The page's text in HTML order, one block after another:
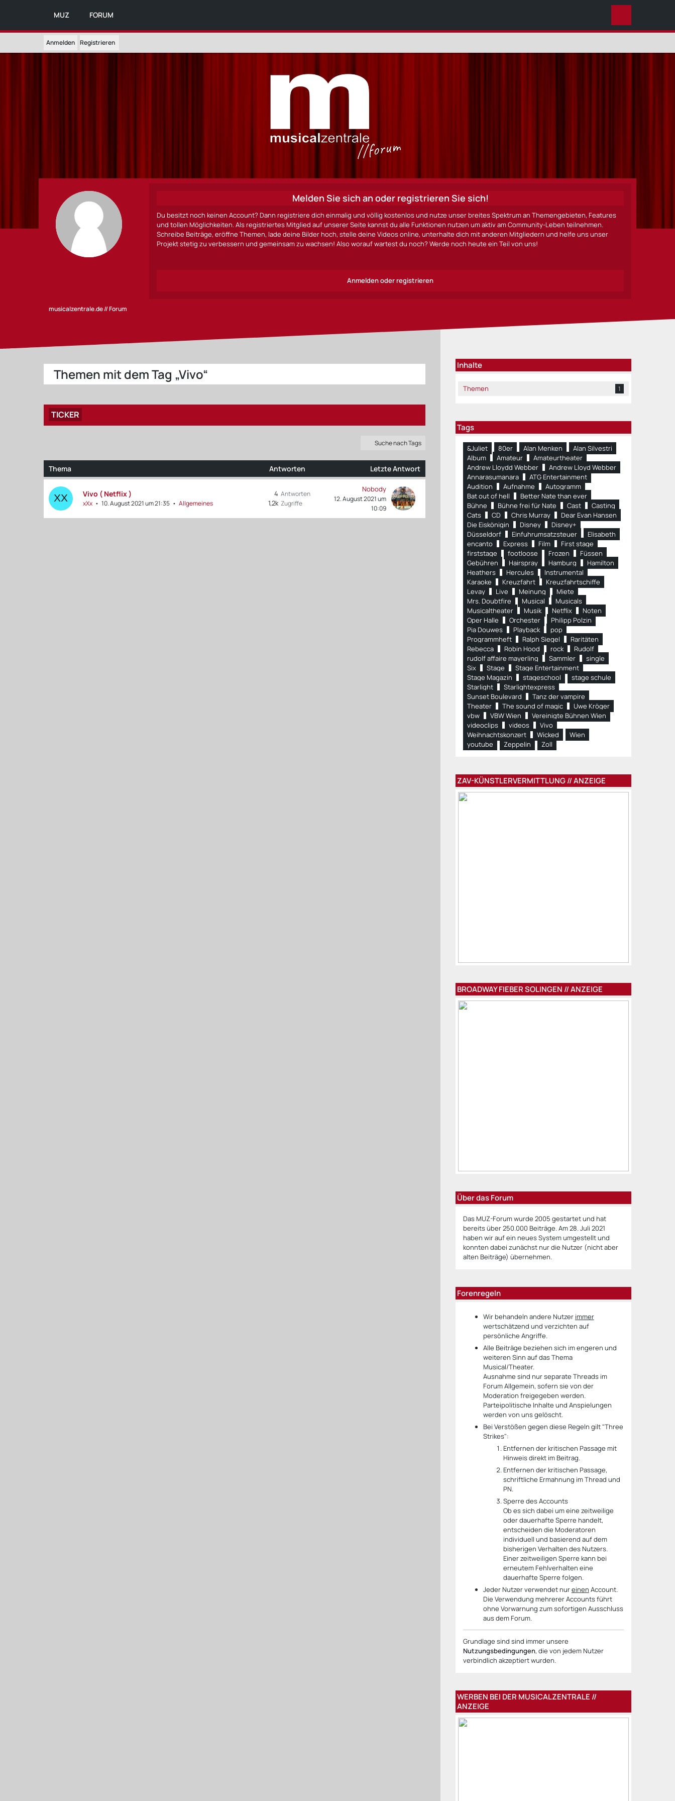
MUZ FORUM
Anmelden Registrieren
Melden Sie sich an oder registrieren Sie sich!
Du besitzt noch keinen Account? Dann registriere dich einmalig und völlig kostenlos und nutze unser breites Spektrum an Themengebieten, Features
und tollen Möglichkeiten. Als registriertes Mitglied auf unserer Seite kannst du alle Funktionen nutzen um aktiv am Community-Leben teilnehmen.
Schreibe Beiträge, eröffne Themen, lade deine Bilder hoch, stelle deine Videos online, unterhalte dich mit anderen Mitgliedern und helfe uns unser
Projekt stetig zu verbessern und gemeinsam zu wachsen! Also worauf wartest du noch? Werde noch heute ein Teil von uns!
Anmelden oder registrieren
musicalzentrale.de // Forum
Themen mit dem Tag „Vivo“
TICKER
Suche nach Tags
Thema Antworten Letzte Antwort
Vivo ( Netflix )
xXx 10. August 2021 um 21:35 Allgemeines
Antworten
4
Zugriffe
1,2k
Nobody
12. August 2021 um
10:09
Inhalte
Themen 1
Tags
&Juliet 80er Alan Menken
Alan Silvestri
Album
Amateur
Amateurtheater
Andrew Lloydd Webber
Andrew Lloyd Webber
Annarasumanara
ATG Entertainment
Audition
Aufnahme
Autogramm
Bat out of hell
Better Nate than ever
Bühne
Bühne frei für Nate Cast
Casting
Cats
CD Chris Murray
Dear Evan Hansen
Die Eiskönigin
Disney
Disney+
Düsseldorf
Einfuhrumsatzsteuer
Elisabeth
encanto
Express Film
First stage
firststage
footloose Frozen
Füssen
Gebühren
Hairspray Hamburg
Hamilton
Heathers
Hercules
Instrumental
Karaoke
Kreuzfahrt
Kreuzfahrtschiffe
Levay
Live Meinung
Miete
Mrs. Doubtfire
Musical
Musicals
Musicaltheater
Musik Netflix
Noten
Oper Halle
Orchester
Philipp Polzin
Pia Douwes
Playback
pop
Programmheft
Ralph Siegel
Raritäten
Rebecca
Robin Hood rock
Rudolf
rudolf affaire mayerling
Sammler
single
Six
Stage
Stage Entertainment
Stage Magazin
stageschool
stage schule
Starlight
Starlightexpress
Sunset Boulevard
Tanz der vampire
Theater
The sound of magic
Uwe Kröger
vbw
VBW Wien
Vereinigte Bühnen Wien
videoclips
videos
Vivo
Weihnachtskonzert
Wicked
Wien
youtube
Zeppelin Zoll
ZAV-KÜNSTLERVERMITTLUNG // ANZEIGE
BROADWAY FIEBER SOLINGEN // ANZEIGE
Über das Forum
Das MUZ-Forum wurde 2005 gestartet und hat
bereits über 250.000 Beiträge. Am 28. Juli 2021
haben wir auf ein neues System umgestellt und
konnten dabei zunächst nur die Nutzer (nicht aber
alten Beiträge) übernehmen.
Forenregeln
Wir behandeln andere Nutzer immer
wertschätzend und verzichten auf
persönliche Angriffe.
Alle Beiträge beziehen sich im engeren und
weiteren Sinn auf das Thema
Musical/Theater.
Ausnahme sind nur separate Threads im
Forum Allgemein, sofern sie von der
Moderation freigegeben werden.
Parteipolitische Inhalte und Anspielungen
werden von uns gelöscht.
Bei Verstößen gegen diese Regeln gilt "Three
Strikes":
Entfernen der kritischen Passage mit
Hinweis direkt im Beitrag.
Entfernen der kritischen Passage,
schriftliche Ermahnung im Thread und
PN.
Sperre des Accounts
Ob es sich dabei um eine zeitweilige
oder dauerhafte Sperre handelt,
entscheiden die Moderatoren
individuell und basierend auf dem
bisherigen Verhalten des Nutzers.
Einer zeitweiligen Sperre kann bei
erneutem Fehlverhalten eine
dauerhafte Sperre folgen.
Jeder Nutzer verwendet nureinen Account.
Die Verwendung mehrerer Accounts führt
ohne Vorwarnung zum sofortigen Ausschluss
aus dem Forum.
Grundlage sind sind immer unsere
Nutzungsbedingungen, die von jedem Nutzer
verbindlich akzeptiert wurden.
WERBEN BEI DER MUSICALZENTRALE //
ANZEIGE